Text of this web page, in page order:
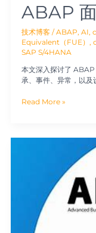
ABAP
技术博客 /ABAP,AI,
Equivalent（FUE） ,
SAP S/4HANA
本文深入探讨了
承、事件、异常，以及
Read More »
SQL：